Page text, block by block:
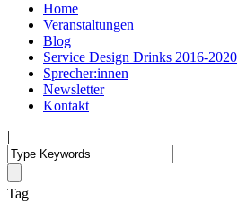
Home
Veranstaltungen
Blog
Service Design Drinks 2016-2020
Sprecher:innen
Newsletter
Kontakt
|
Tag